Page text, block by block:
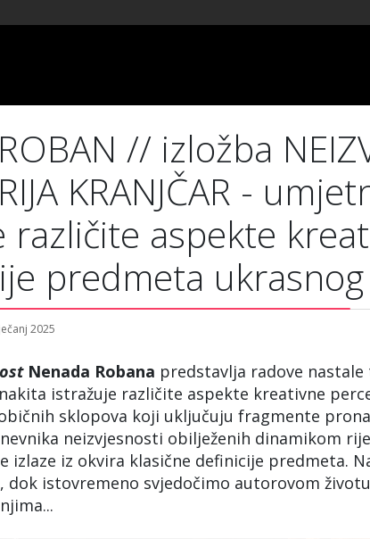
// izložba
KRANJČAR -
različite aspekte
predmeta
2025
Nenada Robana predstavlja radove
istražuje različite aspekte kreativne
sklopova koji uključuju fragmente
neizvjesnosti obilježenih dinamikom
izlaze iz okvira klasične definicije predmeta.
dok istovremeno svjedočimo autorovom